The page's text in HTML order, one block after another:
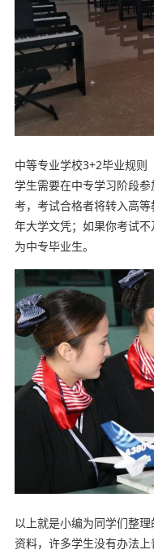
中等专业学校3+2毕业规则
学生需要在中专学习阶段
考，考试合格者将转入高
年大学文凭；如果你考试
为中专毕业生。
以上就是小编为同学们整
资料，许多学生没有办法